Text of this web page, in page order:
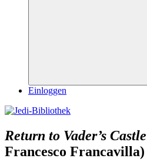
Suchen
Einloggen
Return to Vader’s Castle
Francesco Francavilla)